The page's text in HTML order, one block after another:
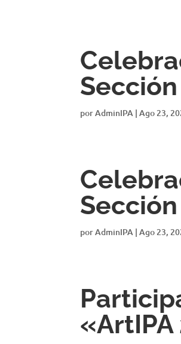
porAdminIPA |Ago 23,
porAdminIPA |Ago 23,
«ArtIPA